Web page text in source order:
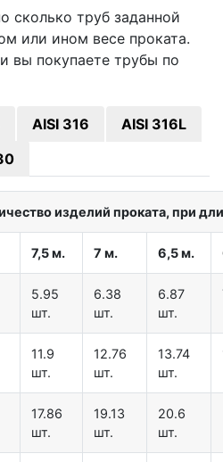
сколько труб заданной
или ином весе проката.
вы покупаете трубы по
AISI 316
AISI 316L
изделий проката, при
7,5 м. 7 м. 6,5 м.
5.95
шт.
6.38
шт.
6.87
шт.
11.9
шт.
12.76
шт.
13.74
шт.
17.86
шт.
19.13
шт.
20.6
шт.